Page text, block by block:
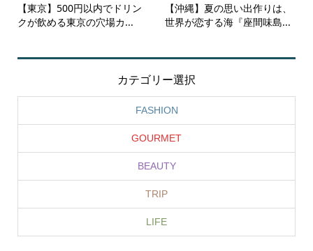
【東京】500円以内でドリン
クが飲める東京の穴場カ...
【沖縄】夏の思い出作りは、
世界が恋する海『座間味島...
カテゴリー選択
FASHION
GOURMET
BEAUTY
TRIP
LIFE